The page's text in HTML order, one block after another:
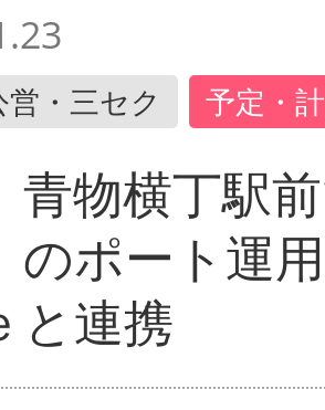
・三セク 予定・
物横丁駅
のポート運
と連携